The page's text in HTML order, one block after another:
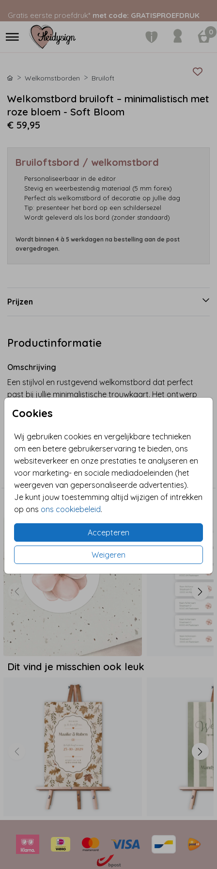
Gratis eerste proefdruk* met code: GRATISPROEFDRUK
0
Cookies
Wij gebruiken cookies en vergelijkbare technieken
om een betere gebruikerservaring te bieden, ons
websiteverkeer en onze prestaties te analyseren en
voor marketing- en sociale mediadoeleinden (het
weergeven van gepersonaliseerde advertenties).
Je kunt jouw toestemming altijd wijzigen of intrekken
op ons ons cookiebeleid.
Accepteren
Weigeren
Welkomstborden Bruiloft
Welkomstbord bruiloft – minimalistisch met
roze bloem - Soft Bloom
€ 59,95
Bruiloftsbord / welkomstbord
Personaliseerbaar in de editor
Stevig en weerbestendig materiaal (5 mm forex)
Perfect als welkomstbord of decoratie op jullie dag
Tip: presenteer het bord op een schildersezel
Wordt geleverd als los bord (zonder standaard)
Wordt binnen 4 à 5 werkdagen na bestelling aan de post
overgedragen.
Prijzen
Productinformatie
Omschrijving
Een stijlvol en rustgevend welkomstbord dat perfect
past bij jullie minimalistische trouwkaart. Het ontwerp
een zachte grijsgroene tint en een subtiel roze
bloemetje als illustratief detail. Laat jullie gasten op
een warme en elegante manier verwelkomd worden
op de trouwlocatie. Het bord is volledig te
personaliseren: voeg jullie namen en trouwdatum toe,
pas het lettertype of de kleuren aan, of kies voor een
ander detail zoals een hartje in plaats van het
bloemetje. Combineer met de trouwkaart en
sluitzegel voor een complete trouwhuisstijl in dezelfde
look.
Collectie
Bruiloft
Maak het compleet
Dit vind je misschien ook leuk